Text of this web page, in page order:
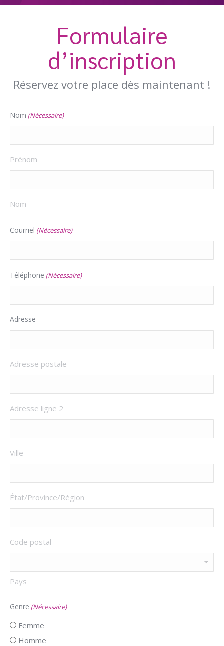
Formulaire
d’inscription
Réservez votre place dès maintenant !
Nom (Nécessaire)
Prénom
Nom
Courriel (Nécessaire)
Téléphone (Nécessaire)
Adresse
Adresse postale
Adresse ligne 2
Ville
État/Province/Région
Code postal
Pays
Genre (Nécessaire)
Femme
Homme